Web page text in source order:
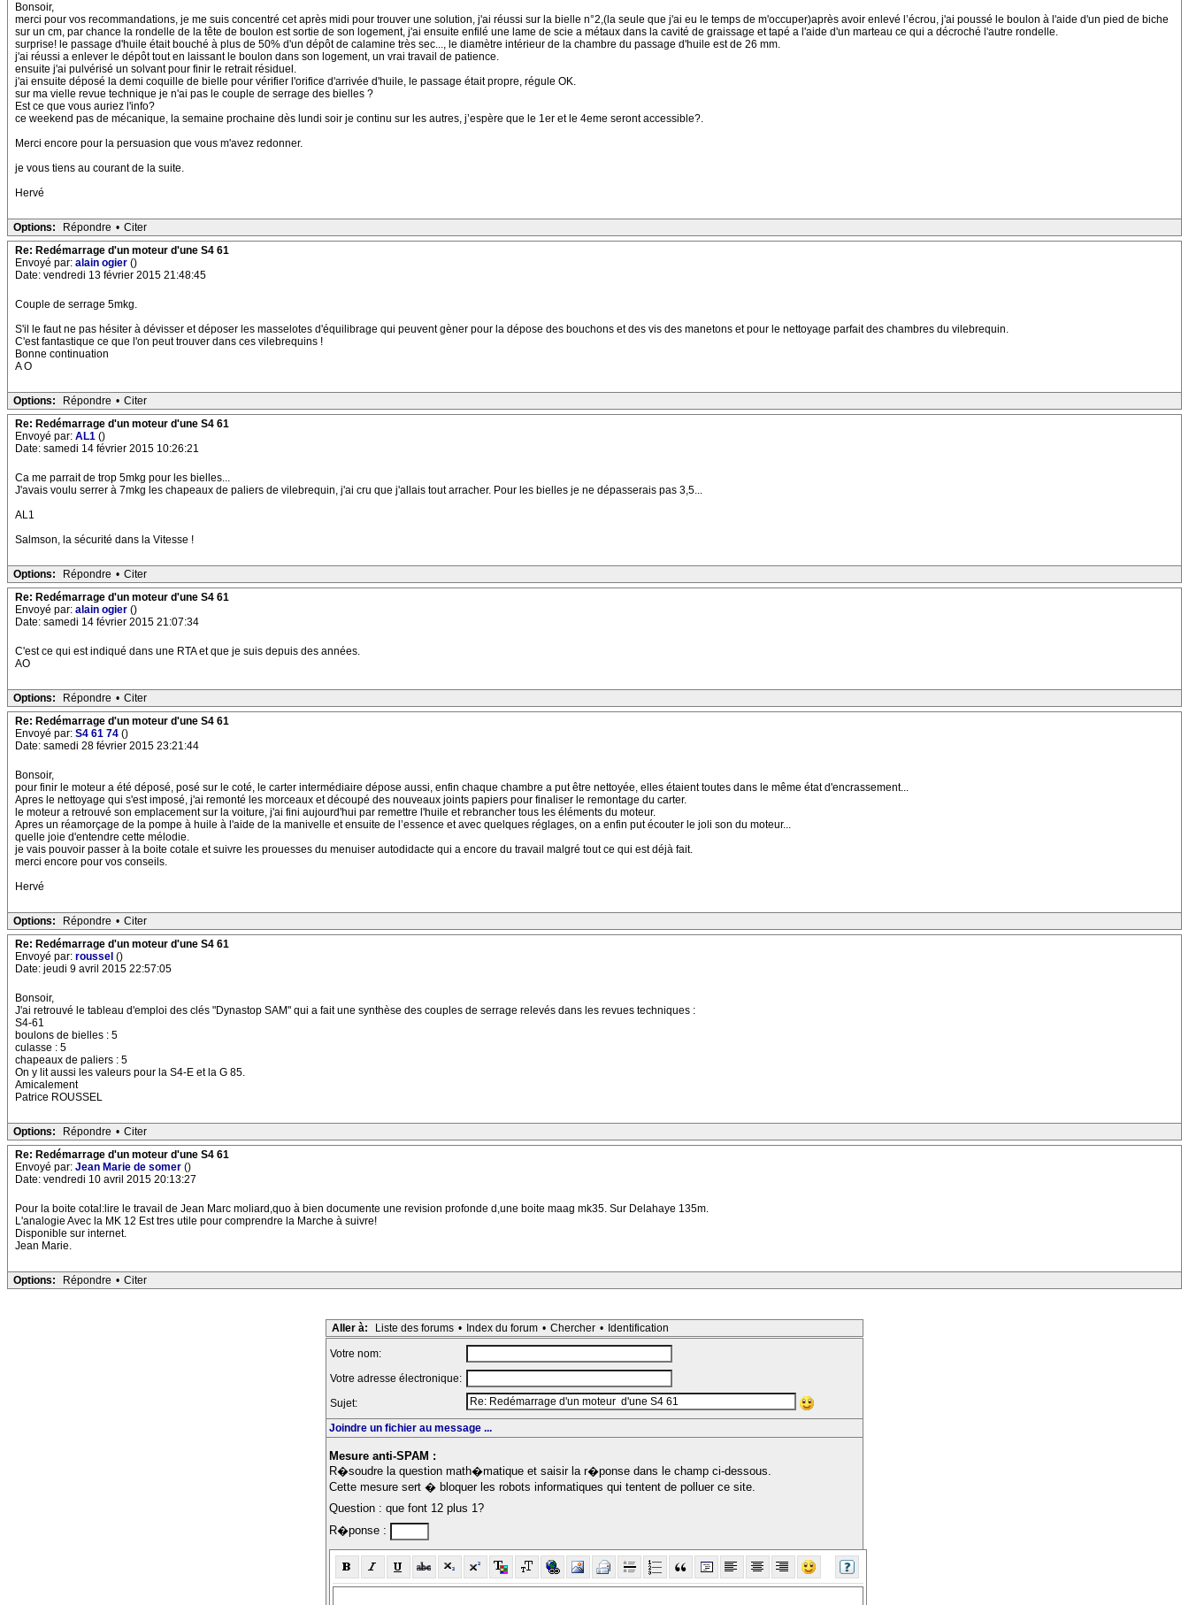
Bonsoir,
merci pour vos recommandations, je me suis concentré cet après midi pour trouver une solution, j'ai réussi sur la bielle n°2,(la seule que j'ai eu le temps de m'occuper)après avoir enlevé l’écrou, j'ai poussé le boulon à l'aide d'un pied de biche
sur un cm, par chance la rondelle de la tête de boulon est sortie de son logement, j'ai ensuite enfilé une lame de scie a métaux dans la cavité de graissage et tapé a l'aide d'un marteau ce qui a décroché l'autre rondelle.
surprise! le passage d'huile était bouché à plus de 50% d'un dépôt de calamine très sec..., le diamètre intérieur de la chambre du passage d'huile est de 26 mm.
j'ai réussi a enlever le dépôt tout en laissant le boulon dans son logement, un vrai travail de patience.
ensuite j'ai pulvérisé un solvant pour finir le retrait résiduel.
j'ai ensuite déposé la demi coquille de bielle pour vérifier l'orifice d'arrivée d'huile, le passage était propre, régule OK.
sur ma vielle revue technique je n'ai pas le couple de serrage des bielles ?
Est ce que vous auriez l'info?
ce weekend pas de mécanique, la semaine prochaine dès lundi soir je continu sur les autres, j’espère que le 1er et le 4eme seront accessible?.
Merci encore pour la persuasion que vous m'avez redonner.
je vous tiens au courant de la suite.
Hervé
Options: Répondre • Citer
Re: Redémarrage d'un moteur d'une S4 61
Envoyé par: alain ogier ()
Date: vendredi 13 février 2015 21:48:45
Couple de serrage 5mkg.
S'il le faut ne pas hésiter à dévisser et déposer les masselotes d'équilibrage qui peuvent gèner pour la dépose des bouchons et des vis des manetons et pour le nettoyage parfait des chambres du vilebrequin.
C'est fantastique ce que l'on peut trouver dans ces vilebrequins !
Bonne continuation
A O
Options: Répondre • Citer
Re: Redémarrage d'un moteur d'une S4 61
Envoyé par: AL1 ()
Date: samedi 14 février 2015 10:26:21
Ca me parrait de trop 5mkg pour les bielles...
J'avais voulu serrer à 7mkg les chapeaux de paliers de vilebrequin, j'ai cru que j'allais tout arracher. Pour les bielles je ne dépasserais pas 3,5...
AL1
Salmson, la sécurité dans la Vitesse !
Options: Répondre • Citer
Re: Redémarrage d'un moteur d'une S4 61
Envoyé par: alain ogier ()
Date: samedi 14 février 2015 21:07:34
C'est ce qui est indiqué dans une RTA et que je suis depuis des années.
AO
Options: Répondre • Citer
Re: Redémarrage d'un moteur d'une S4 61
Envoyé par: S4 61 74 ()
Date: samedi 28 février 2015 23:21:44
Bonsoir,
pour finir le moteur a été déposé, posé sur le coté, le carter intermédiaire dépose aussi, enfin chaque chambre a put être nettoyée, elles étaient toutes dans le même état d'encrassement...
Apres le nettoyage qui s'est imposé, j'ai remonté les morceaux et découpé des nouveaux joints papiers pour finaliser le remontage du carter.
le moteur a retrouvé son emplacement sur la voiture, j'ai fini aujourd'hui par remettre l'huile et rebrancher tous les éléments du moteur.
Apres un réamorçage de la pompe à huile à l'aide de la manivelle et ensuite de l’essence et avec quelques réglages, on a enfin put écouter le joli son du moteur...
quelle joie d'entendre cette mélodie.
je vais pouvoir passer à la boite cotale et suivre les prouesses du menuiser autodidacte qui a encore du travail malgré tout ce qui est déjà fait.
merci encore pour vos conseils.
Hervé
Options: Répondre • Citer
Re: Redémarrage d'un moteur d'une S4 61
Envoyé par: roussel ()
Date: jeudi 9 avril 2015 22:57:05
Bonsoir,
J'ai retrouvé le tableau d'emploi des clés "Dynastop SAM" qui a fait une synthèse des couples de serrage relevés dans les revues techniques :
S4-61
boulons de bielles : 5
culasse : 5
chapeaux de paliers : 5
On y lit aussi les valeurs pour la S4-E et la G 85.
Amicalement
Patrice ROUSSEL
Options: Répondre • Citer
Re: Redémarrage d'un moteur d'une S4 61
Envoyé par: Jean Marie de somer ()
Date: vendredi 10 avril 2015 20:13:27
Pour la boite cotal:lire le travail de Jean Marc moliard,quo à bien documente une revision profonde d,une boite maag mk35. Sur Delahaye 135m.
L'analogie Avec la MK 12 Est tres utile pour comprendre la Marche à suivre!
Disponible sur internet.
Jean Marie.
Options: Répondre • Citer
Aller à: Liste des forums • Index du forum • Chercher • Identification
Votre nom:
Votre adresse électronique:
Sujet:
Joindre un fichier au message ...
Mesure anti-SPAM :
R�soudre la question math�matique et saisir la r�ponse dans le champ ci-dessous.
Cette mesure sert � bloquer les robots informatiques qui tentent de polluer ce site.
Question : que font 12 plus 1?
R�ponse :